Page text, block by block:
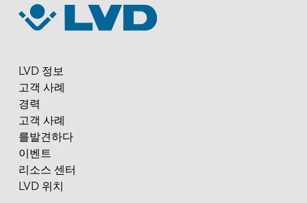
LVD 정보
고객 사례
경력
고객 사례
를발견하다
이벤트
리소스 센터
LVD 위치